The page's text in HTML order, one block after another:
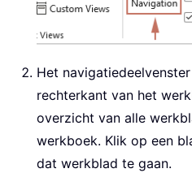
Het
rechterkant van het
overzicht van alle
werkboek. Klik op een
dat werkblad te gaan.